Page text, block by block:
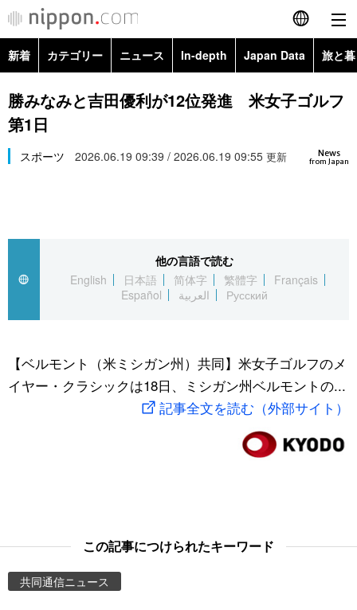
English
简体字
Русский
カテゴリー
経済・ビジネス
国際
文化
トップ
アーカイブ
In-depth
Japan Data
動画/Live
新着 カテゴリー ニュース In-depth Japan Data 旅と
政治・外交
経済・ビジネス
スポーツ・東京2020
Topics
勝みなみと吉田優利が12位発進 米女子ゴルフ
第1日
News
from Japan
スポーツ 2026.06.19 09:39 / 2026.06.19 09:55 更新
他の言語で読む
English
日本語 简体字 繁體字
Français
Español
العربية Русский
【ベルモント（米ミシガン州）共同】米女子ゴルフのメ
イヤー・クラシックは18日、ミシガン州ベルモントの...
記事全文を読む（外部サイト）
この記事につけられたキーワード
共同通信ニュース